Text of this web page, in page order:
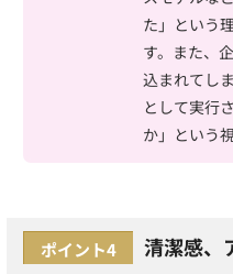
た」という
す。また、
込まれてし
として実行
か」という
ポイント4 清潔感、